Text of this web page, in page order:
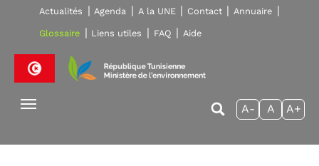
Skip to main navigation
Aller au contenu principal
Skip to page footer
Actualités Agenda A la UNE Contact Annuaire
Glossaire Liens utiles FAQ Aide
A- A A+